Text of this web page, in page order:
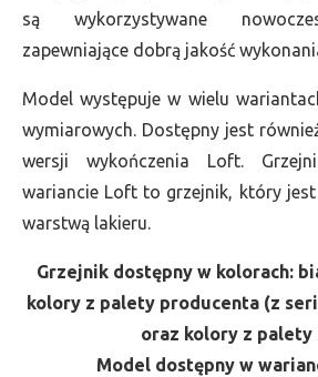
są wykorzystywane
zapewniające dobrą jakość
Model występuje w wielu
wymiarowych. Dostępny jest
wersji wykończenia Loft.
wariancie Loft to grzejnik, który
warstwą lakieru.
Grzejnik dostępny w kolorach:
kolory z palety producenta (z
oraz kolory z palety
Model dostępny w